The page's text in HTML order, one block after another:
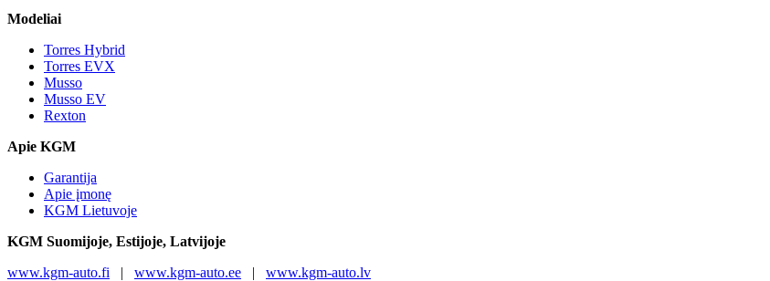
Modeliai
Torres Hybrid
Torres EVX
Musso
Musso EV
Rexton
Apie KGM
Garantija
Apie įmonę
KGM Lietuvoje
KGM Suomijoje, Estijoje, Latvijoje
www.kgm-auto.fi | www.kgm-auto.ee | www.kgm-auto.lv